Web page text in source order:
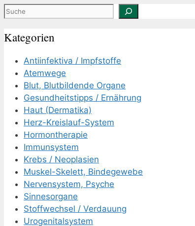
Suchen
Kategorien
Antiinfektiva / Impfstoffe
Atemwege
Blut, Blutbildende Organe
Gesundheitstipps / Ernährung
Haut (Dermatika)
Herz-Kreislauf-System
Hormontherapie
Immunsystem
Krebs / Neoplasien
Muskel-Skelett, Bindegewebe
Nervensystem, Psyche
Sinnesorgane
Stoffwechsel / Verdauung
Urogenitalsystem